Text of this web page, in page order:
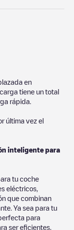
en
carga tiene un total
rápida.
última vez el
inteligente para
tu coche
eléctricos,
que combinan
Ya sea para tu
para
ser eficientes,